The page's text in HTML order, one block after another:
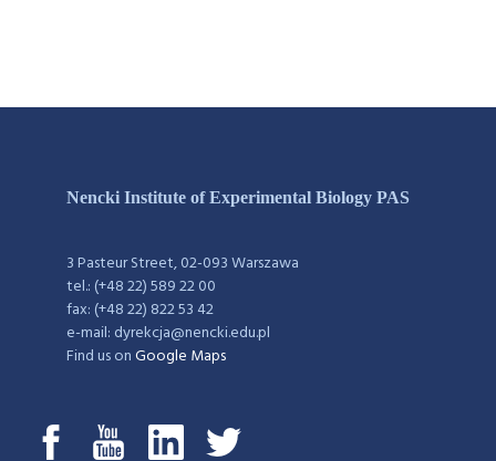
Nencki Institute of Experimental Biology PAS
3 Pasteur Street, 02-093 Warszawa
tel.: (+48 22) 589 22 00
fax: (+48 22) 822 53 42
e-mail: dyrekcja@nencki.edu.pl
Find us onGoogle Maps